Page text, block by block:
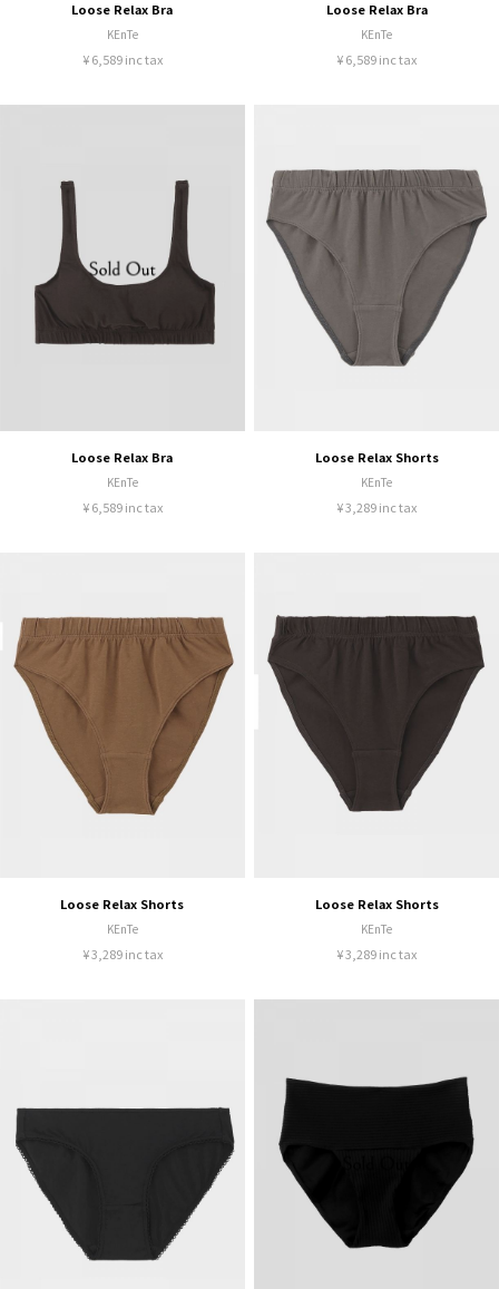
Loose Relax Bra
KEnTe
¥ 6,589 inc tax
Loose Relax Bra
KEnTe
¥ 6,589 inc tax
Loose Relax Bra
KEnTe
¥ 6,589 inc tax
Loose Relax Shorts
KEnTe
¥ 3,289 inc tax
Loose Relax Shorts
KEnTe
¥ 3,289 inc tax
Loose Relax Shorts
KEnTe
¥ 3,289 inc tax